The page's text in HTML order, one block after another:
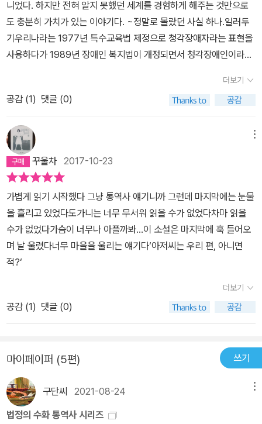
니었다. 하지만 전혀 알지 못했던 세계를 경험하게 해주는 것만으로
도 충분히 가치가 있는 이야기다. ~정말로 몰랐던 사실 하나.일러두
기우리나라는 1977년 특수교육법 제정으로 청각장애자라는 표현을
사용하다가 1989년 장애인 복지법이 개정되면서 청각장애인이라는
문화에서는 장애라는 인식이 강하게 나타나는 청각장애인이라는 표
현보다는 농인(농아인)이라는 표현을 선호하기 때문에~ 예전에 장
애인을 장애우라 불러야 한다는 주장이 있었다. 하지만 실제 장애인
들은 장애우라 불리는 것을 좋아하지 않는다고 들었다. 결국은 뒤에
붙은 人이나 友에 방점을 찍어야 하는 것이 아니라 장애라는 단어에
의미를 부여해야했나 보다. 뒤에 해설을 쓴 이길보라 씨의 <반짝이는
박수소리>라는 다큐멘터리가 있다고 해서 찾아보니 네이버에서 1,0
00원 하더라. 관심 있는 분은 보시길... 저 아이와 같은 나이 즈음이었
을까, 길 위에서 달리다가 아주 심하게 넘어진 적이 있었다. 앞서 걷던
엄마에게 달려가려고 했을지도 모른다. 어쨌든 엄마가 바로 앞에서
걷고 있던 것은 확실했다. 아라이는 울면서 엄마를 불렀다. 그러나 엄
마는 돌아보는 일도, 멈춰 서는 일도 없었다. 아라이는 더 큰 목소리로
울며 외쳤다. 그래도 엄마는 알아차리지 못하고 걸어갈 뿐이었다. 아
아, 엄마는 듣지 못하지. 멀어져 가는 뒷모습을 바라보면서 아라이는
이가 되었다. 울면서 도움을 요청해도 그 목소리는 누구에게도 가 닿
지 않는다. 그저 참을 수밖에 없다. 그리고 일어서서 스스로 걸을 수밖
에 없다.P111~112
더보기
공감 (1) 댓글 (0)
꾸울차 2017-10-23
가볍게 읽기 시작했다 그냥 통역사 얘기니까 그런데 마지막에는 눈물
을 흘리고 있었다도가니는 너무 무서워 읽을 수가 없었다차마 읽을
수가 없었다가슴이 너무나 아플까봐...이 소설은 마지막에 훅 들어오
며 날 울렸다너무 마을을 울리는 얘기다‘아저씨는 우리 편, 아니면
적?‘
더보기
공감 (1) 댓글 (0)
마이페이퍼 (5편) 쓰기
구단씨 2021-08-24
법정의 수화 통역사 시리즈